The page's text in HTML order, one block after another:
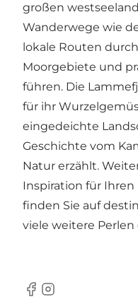
großen
Wanderwege wie
lokale Routen
Moorgebiete und
führen. Die
für ihr
eingedeichte
Geschichte vom
Natur erzählt.
Inspiration für Ihren
finden Sie auf
viele weitere Perlen
Facebook
Instagram